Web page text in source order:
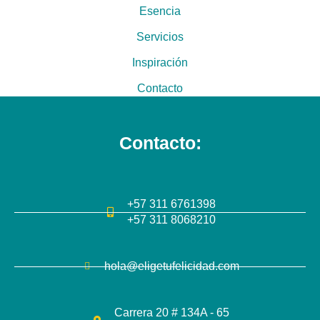
Esencia
Servicios
Inspiración
Contacto
Contacto:
+57 311 6761398
+57 311 8068210
hola@eligetufelicidad.com
Carrera 20 # 134A - 65